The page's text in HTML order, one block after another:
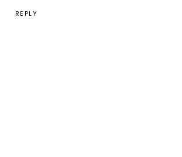
REPLY